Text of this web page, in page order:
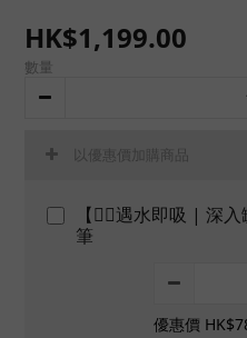
HK$1,199.00
數量
以優惠價加購商品
【👍🏻遇水即吸 | 深
筆
優惠價